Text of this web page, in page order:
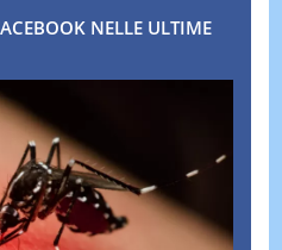
NELLE ULTIME